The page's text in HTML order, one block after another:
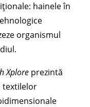
hainele în
organismul
Xplore prezintă
textilelor